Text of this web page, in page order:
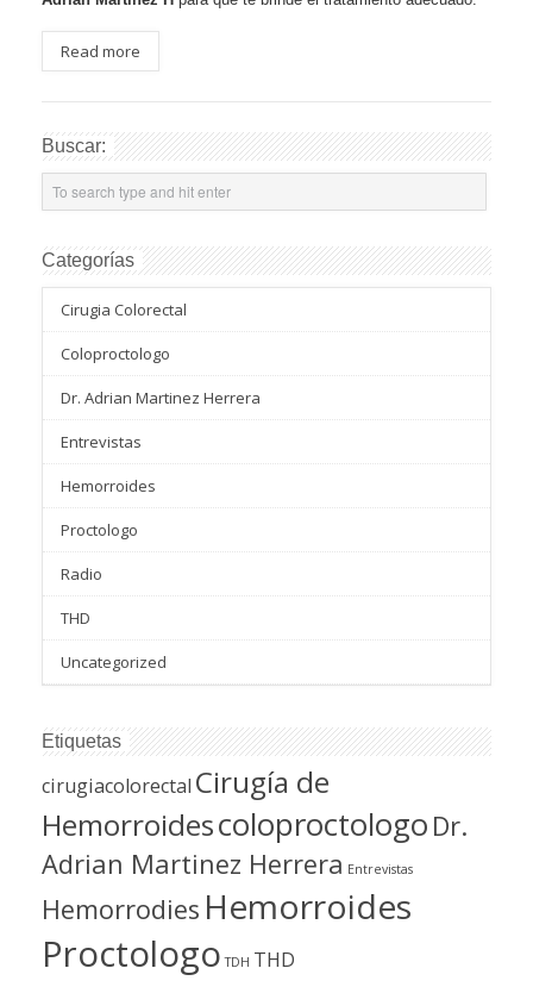
Read more
Buscar:
Categorías
Cirugia Colorectal
Coloproctologo
Dr. Adrian Martinez Herrera
Entrevistas
Hemorroides
Proctologo
Radio
THD
Uncategorized
Etiquetas
cirugiacolorectal Cirugía de
Hemorroidescoloproctologo Dr.
Adrian Martinez Herrera Entrevistas
Hemorrodies Hemorroides
Proctologo TDH THD